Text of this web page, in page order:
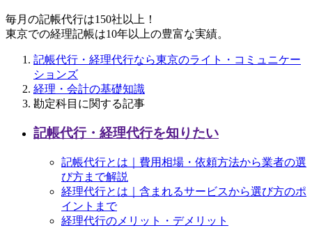
毎月の記帳代行は150社以上！
東京での経理記帳は10年以上の豊富な実績。
記帳代行・経理代行なら東京のライト・コミュニケー
ションズ
経理・会計の基礎知識
勘定科目に関する記事
記帳代行・経理代行を知りたい
記帳代行とは｜費用相場・依頼方法から業者の選
び方まで解説
経理代行とは｜含まれるサービスから選び方のポ
イントまで
経理代行のメリット・デメリット